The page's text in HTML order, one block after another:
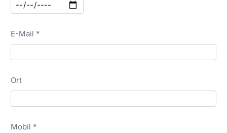
E-Mail *
Ort
Mobil *